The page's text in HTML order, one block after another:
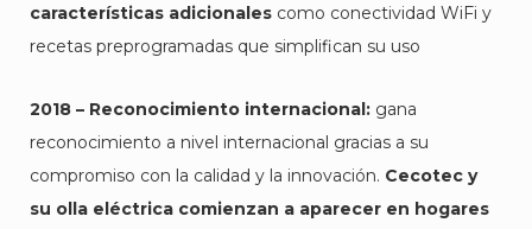
características adicionales como conectividad WiFi y
recetas preprogramadas que simplifican su uso
2018 – Reconocimiento internacional: gana
reconocimiento a nivel internacional gracias a su
compromiso con la calidad y la innovación. Cecotec y
su olla eléctrica comienzan a aparecer en hogares